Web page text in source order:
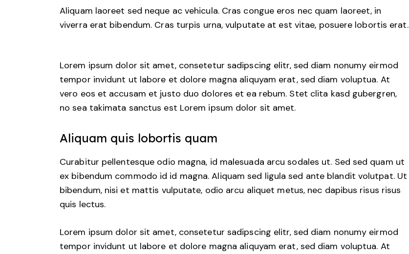
Aliquam laoreet sed neque ac vehicula. Cras congue eros nec quam laoreet, in
viverra erat bibendum. Cras turpis urna, vulputate at est vitae, posuere lobortis erat.
Lorem ipsum dolor sit amet, consetetur sadipscing elitr, sed diam nonumy eirmod
tempor invidunt ut labore et dolore magna aliquyam erat, sed diam voluptua. At
vero eos et accusam et justo duo dolores et ea rebum. Stet clita kasd gubergren,
no sea takimata sanctus est Lorem ipsum dolor sit amet.
Aliquam quis lobortis quam
Curabitur pellentesque odio magna, id malesuada arcu sodales ut. Sed sed quam ut
ex bibendum commodo id id magna. Aliquam sed ligula sed ante blandit volutpat. Ut
bibendum, nisi et mattis vulputate, odio arcu aliquet metus, nec dapibus risus risus
quis lectus.
Lorem ipsum dolor sit amet, consetetur sadipscing elitr, sed diam nonumy eirmod
tempor invidunt ut labore et dolore magna aliquyam erat, sed diam voluptua. At